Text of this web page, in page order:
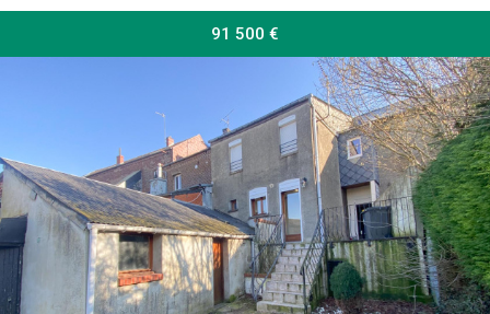
5KM 10KM 25KM
RECHERCHER
+ de critères
91 500 €